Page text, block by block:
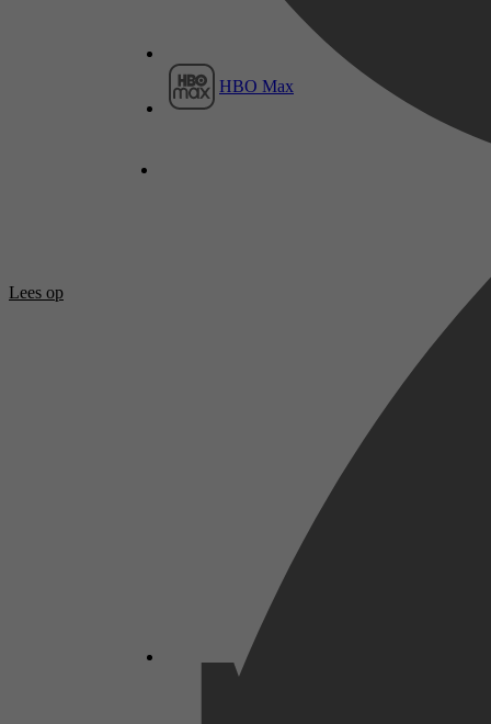
HBO Max
Lees op